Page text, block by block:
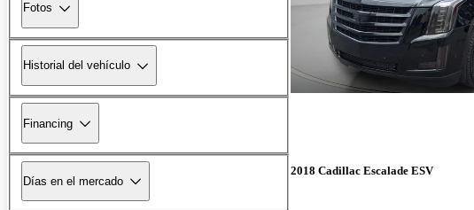
Fotos
Historial del vehículo
Financing
Días en el mercado
2018 Cadillac Escalade ESV